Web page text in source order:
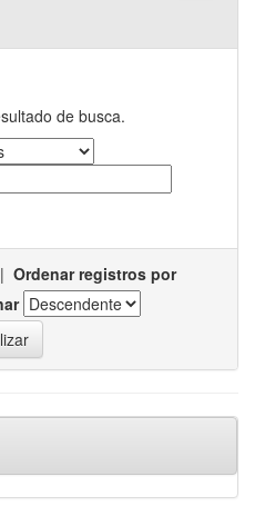
de busca.
| Ordenar registros por